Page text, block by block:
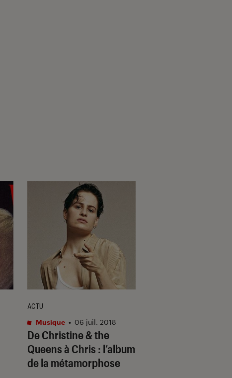
De Christine & the
Queens à Chris : l’album
de la métamorphose
ACTU
Musique • 06 juil. 2018